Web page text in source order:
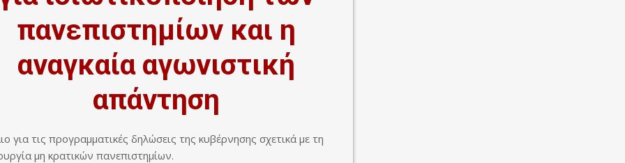
πανεπιστημίων και η
αναγκαία αγωνιστική
απάντηση
για τις προγραμματικές δηλώσεις της κυβέρνησης σχετικά με τη
μη κρατικών πανεπιστημίων.